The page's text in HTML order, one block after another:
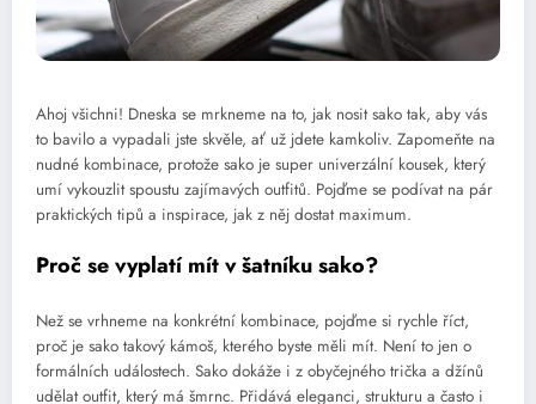
Ahoj všichni! Dneska se mrkneme na to, jak nosit sako tak, aby vás
to bavilo a vypadali jste skvěle, ať už jdete kamkoliv. Zapomeňte na
nudné kombinace, protože sako je super univerzální kousek, který
umí vykouzlit spoustu zajímavých outfitů. Pojďme se podívat na pár
praktických tipů a inspirace, jak z něj dostat maximum.
Proč se vyplatí mít v šatníku sako?
Než se vrhneme na konkrétní kombinace, pojďme si rychle říct,
proč je sako takový kámoš, kterého byste měli mít. Není to jen o
formálních událostech. Sako dokáže i z obyčejného trička a džínů
udělat outfit, který má šmrnc. Přidává eleganci, strukturu a často i